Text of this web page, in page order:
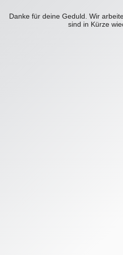
Danke für deine Geduld. Wir
sind in Kürze